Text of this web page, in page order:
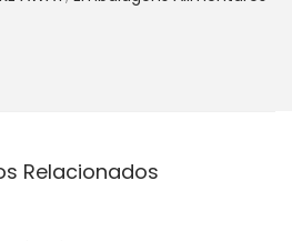
Relacionados